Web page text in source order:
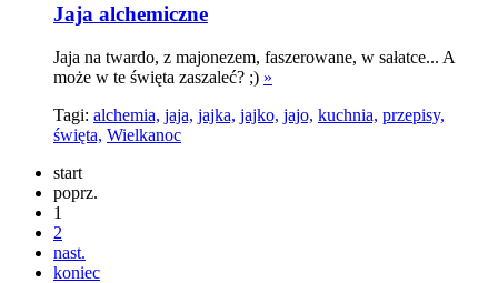
Jaja alchemiczne
Jaja na twardo, z majonezem, faszerowane, w sałatce... A
może w te święta zaszaleć? ;) »
Tagi: alchemia, jaja, jajka, jajko, jajo, kuchnia, przepisy,
święta, Wielkanoc
start
poprz.
1
2
nast.
koniec